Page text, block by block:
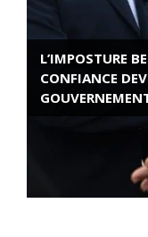
L’IMPOSTURE
CONFIANCE
ROSE